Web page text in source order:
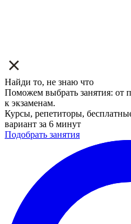
Найди то, не знаю что
Поможем выбрать занятия: от
к экзаменам.
Курсы, репетиторы,
вариант за 6 минут
Подобрать занятия